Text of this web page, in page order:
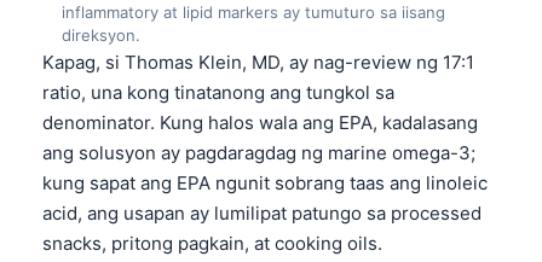
inflammatory at lipid markers ay tumuturo sa iisang
direksyon.
Kapag, si Thomas Klein, MD, ay nag-review ng 17:1
ratio, una kong tinatanong ang tungkol sa
denominator. Kung halos wala ang EPA, kadalasang
ang solusyon ay pagdaragdag ng marine omega-3;
kung sapat ang EPA ngunit sobrang taas ang linoleic
acid, ang usapan ay lumilipat patungo sa processed
snacks, pritong pagkain, at cooking oils.